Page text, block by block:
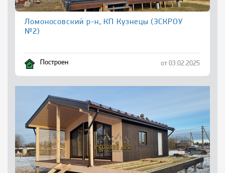
Ломоносовский р-н, КП Кузнецы (ЭСКРОУ
№2)
Построен от 03.02.2025